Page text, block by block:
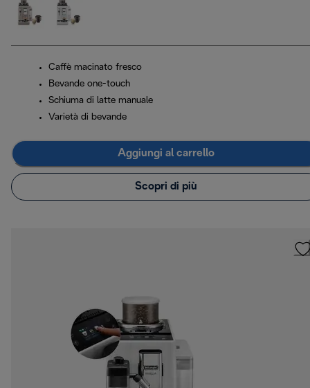
Caffè macinato fresco
Bevande one-touch
Schiuma di latte manuale
Varietà di bevande
Aggiungi al carrello
Scopri di più